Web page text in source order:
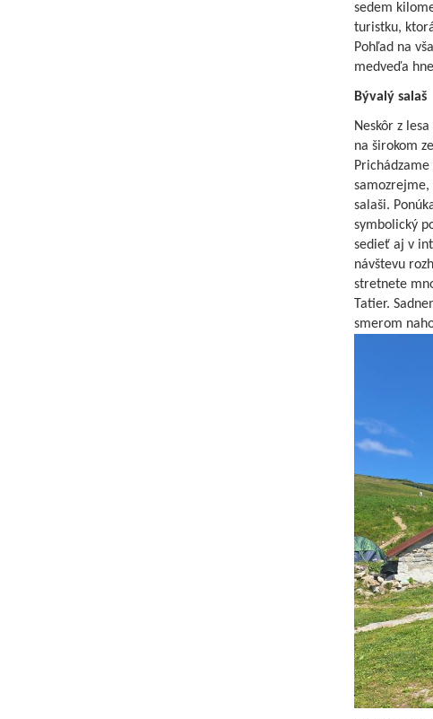
sedem
turistku,
Pohľad na
medveďa
Bývalý salaš
Neskôr z
na širokom
samozrejme,
salaši.
symbolický
sedieť aj v
návštevu
stretnete
Tatier.
smerom